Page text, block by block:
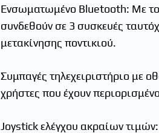
Ενσωματωμένο Bluetooth: Με το
συνδεθούν σε 3 συσκευές
μετακίνησης ποντικιού.
Συμπαγές τηλεχειριστήριο με
χρήστες που έχουν
Joystick ελέγχου ακραίων τιμών: